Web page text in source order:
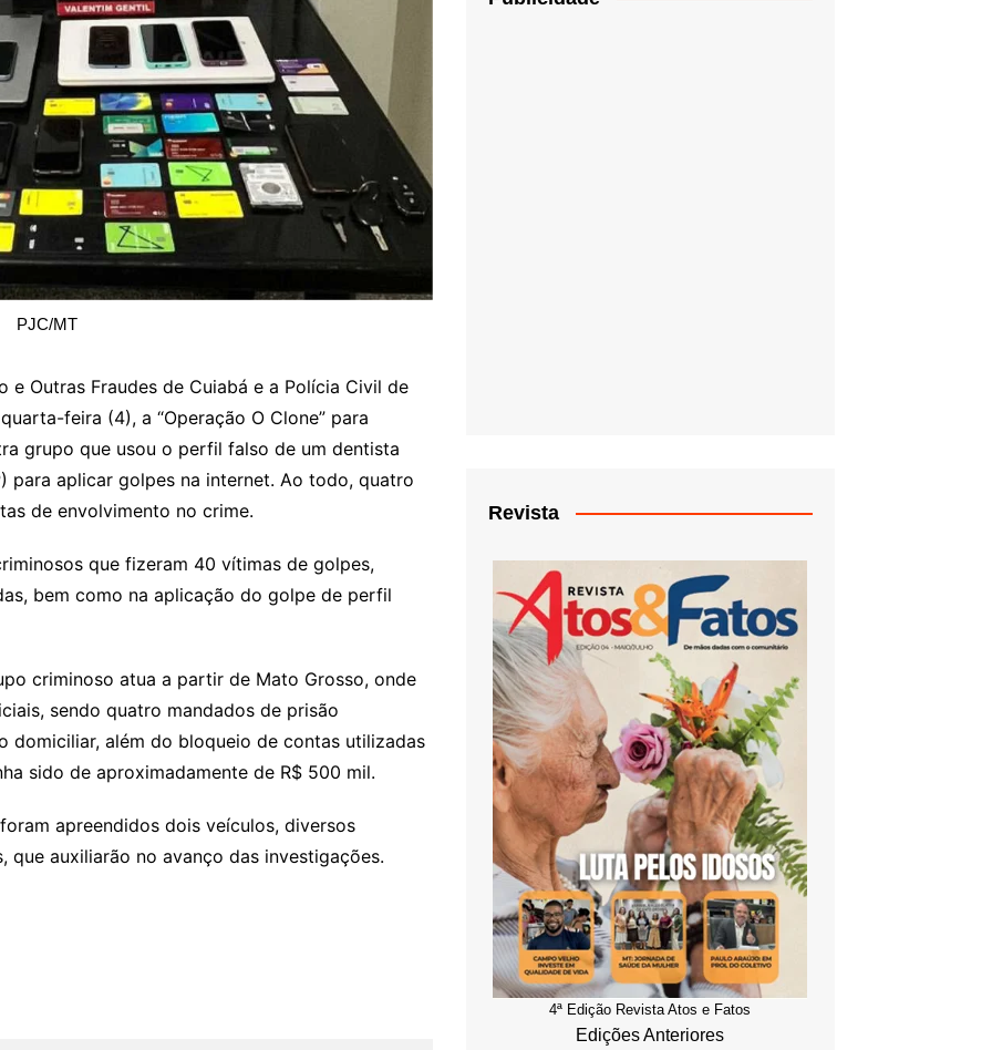
PJC/MT
e Outras Fraudes de Cuiabá e a Polícia Civil de
feira (4), a “Operação O Clone” para
grupo que usou o perfil falso de um dentista
para aplicar golpes na internet. Ao todo, quatro
de envolvimento no crime.
que fizeram 40 vítimas de golpes,
bem como na aplicação do golpe de perfil
criminoso atua a partir de Mato Grosso, onde
sendo quatro mandados de prisão
domiciliar, além do bloqueio de contas utilizadas
sido de aproximadamente de R$ 500 mil.
apreendidos dois veículos, diversos
auxiliarão no avanço das investigações.
Revista
4ª Edição Revista Atos e Fatos
Edições Anteriores